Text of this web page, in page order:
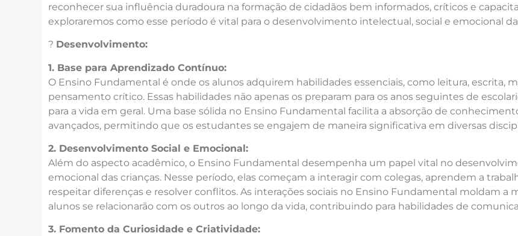
reconhecer sua influência duradoura na formação de cidadãos bem informados, críticos e
exploraremos como esse período é vital para o desenvolvimento intelectual, social e emocional
? Desenvolvimento:
1. Base para Aprendizado Contínuo:
O Ensino Fundamental é onde os alunos adquirem habilidades essenciais, como leitura, escrita,
pensamento crítico. Essas habilidades não apenas os preparam para os anos seguintes de
para a vida em geral. Uma base sólida no Ensino Fundamental facilita a absorção de
avançados, permitindo que os estudantes se engajem de maneira significativa em diversas
2. Desenvolvimento Social e Emocional:
Além do aspecto acadêmico, o Ensino Fundamental desempenha um papel vital no
emocional das crianças. Nesse período, elas começam a interagir com colegas, aprendem a
respeitar diferenças e resolver conflitos. As interações sociais no Ensino Fundamental moldam a
alunos se relacionarão com os outros ao longo da vida, contribuindo para habilidades de
3. Fomento da Curiosidade e Criatividade: